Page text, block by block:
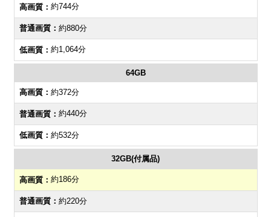
約744分
約880分
約1,064分
64GB
約372分
約440分
約532分
32GB(付属品)
約186分
約220分